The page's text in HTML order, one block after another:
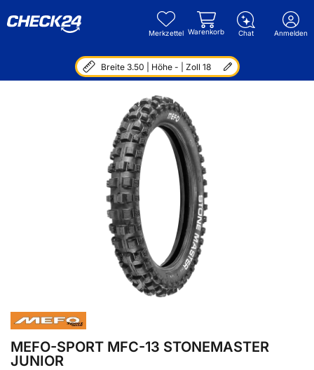
Merkzettel Warenkorb Chat Anmelden
Breite 3.50 | Höhe - | Zoll 18
MEFO-SPORT MFC-13 STONEMASTER
JUNIOR